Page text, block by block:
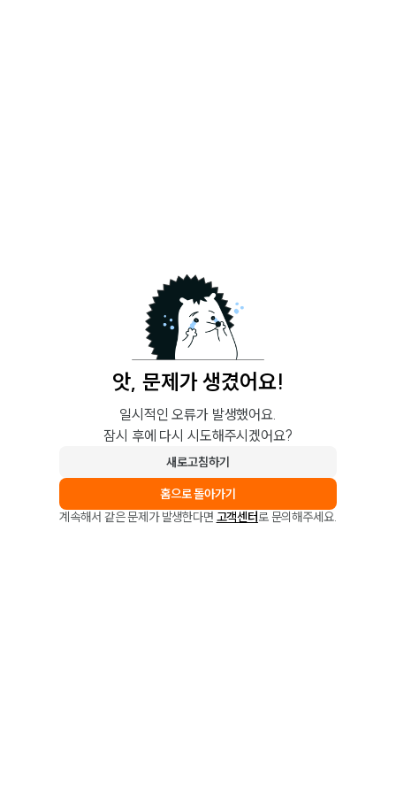
앗, 문제가 생겼어요!
일시적인 오류가 발생했어요.
잠시 후에 다시 시도해주시겠어요?
새로고침하기
홈으로 돌아가기
계속해서 같은 문제가 발생한다면 고객센터로 문의해주세요.